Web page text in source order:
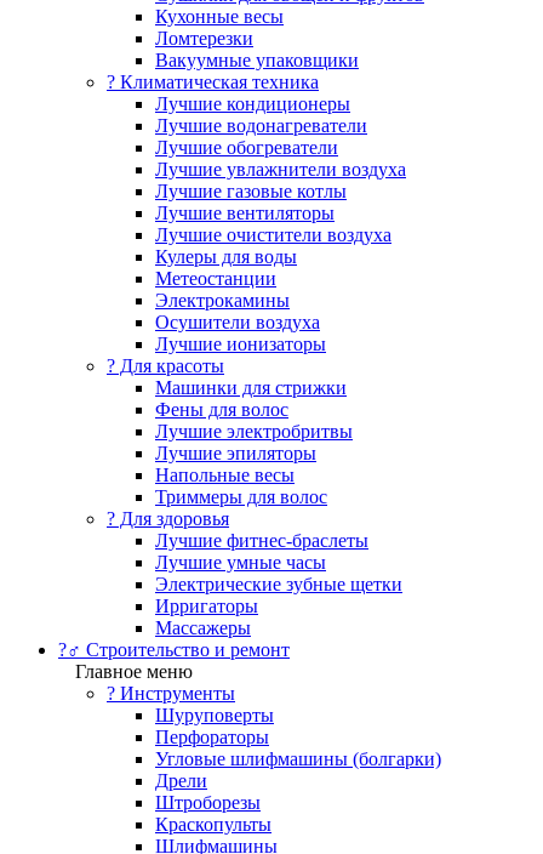
Кухонные весы
Ломтерезки
Вакуумные упаковщики
?️ Климатическая техника
Лучшие кондиционеры
Лучшие водонагреватели
Лучшие обогреватели
Лучшие увлажнители воздуха
Лучшие газовые котлы
Лучшие вентиляторы
Лучшие очистители воздуха
Кулеры для воды
Метеостанции
Электрокамины
Осушители воздуха
Лучшие ионизаторы
? Для красоты
Машинки для стрижки
Фены для волос
Лучшие электробритвы
Лучшие эпиляторы
Напольные весы
Триммеры для волос
? Для здоровья
Лучшие фитнес-браслеты
Лучшие умные часы
Электрические зубные щетки
Ирригаторы
Массажеры
?‍♂️ Строительство и ремонт
Главное меню
?️ Инструменты
Шуруповерты
Перфораторы
Угловые шлифмашины (болгарки)
Дрели
Штроборезы
Краскопульты
Шлифмашины